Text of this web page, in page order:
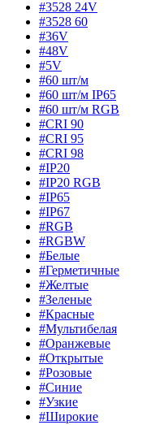
#3528 24V
#3528 60
#36V
#48V
#5V
#60 шт/м
#60 шт/м IP65
#60 шт/м RGB
#CRI 90
#CRI 95
#CRI 98
#IP20
#IP20 RGB
#IP65
#IP67
#RGB
#RGBW
#Белые
#Герметичные
#Желтые
#Зеленые
#Красные
#Мультибелая
#Оранжевые
#Открытые
#Розовые
#Синие
#Узкие
#Широкие